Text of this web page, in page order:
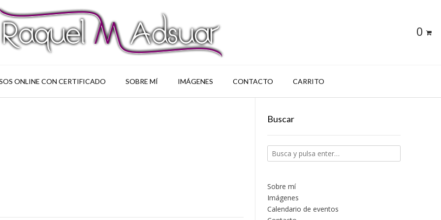
0
ONLINE CON CERTIFICADO SOBRE MÍ IMÁGENES CONTACTO CARRITO
Buscar
Sobre mí
Imágenes
Calendario de eventos